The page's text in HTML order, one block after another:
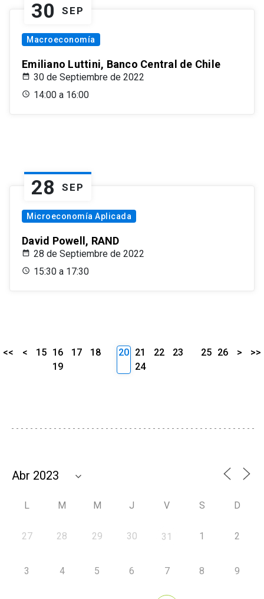
30 SEP
Macroeconomía
Emiliano Luttini, Banco Central de Chile
30 de Septiembre de 2022
14:00 a 16:00
28 SEP
Microeconomía Aplicada
David Powell, RAND
28 de Septiembre de 2022
15:30 a 17:30
<< < 15 16 17
18
19
20 21 22
23
24
25 26 > >>
L M M J V S D
27 28 29 30 31 1 2
3 4 5 6 7 8 9